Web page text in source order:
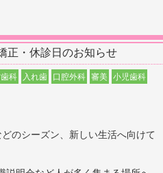
正・休診日のお知らせ
科 入れ歯 口腔外科 審美
小児歯科
のシーズン、新しい生活へ向けて